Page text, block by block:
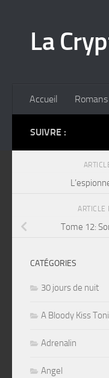
La
Accueil
SUIVRE :
ARTICLE
Tome 12:
CATÉGORIES
30 jours de nuit
A Bloody Kiss
Adrenalin
Angel